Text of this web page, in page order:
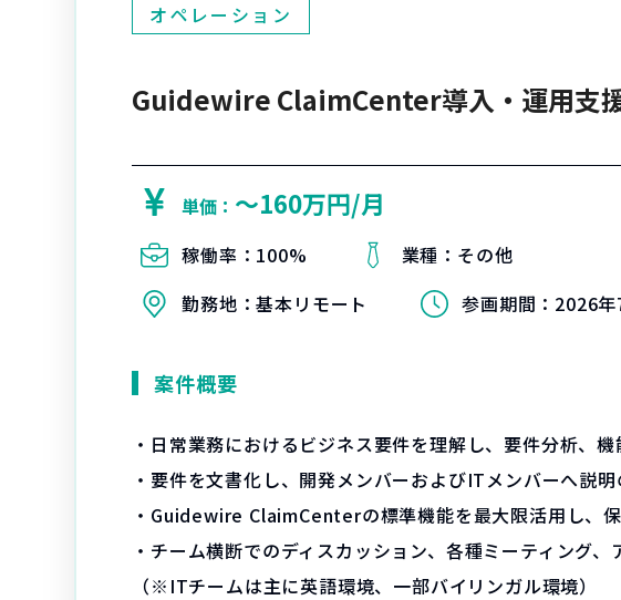
オペレーション
Guidewire ClaimCenter導入・運用支
単価： 〜160万円/月
稼働率： 100% 業種： その他
勤務地：基本リモート 参画期間： 2026
案件概要
・日常業務におけるビジネス要件を理解し、要件分析、
・要件を文書化し、開発メンバーおよびITメンバーへ説
・Guidewire ClaimCenterの標準機能を最大限活用し、
・チーム横断でのディスカッション、各種ミーティング
（※ITチームは主に英語環境、一部バイリンガル環境）